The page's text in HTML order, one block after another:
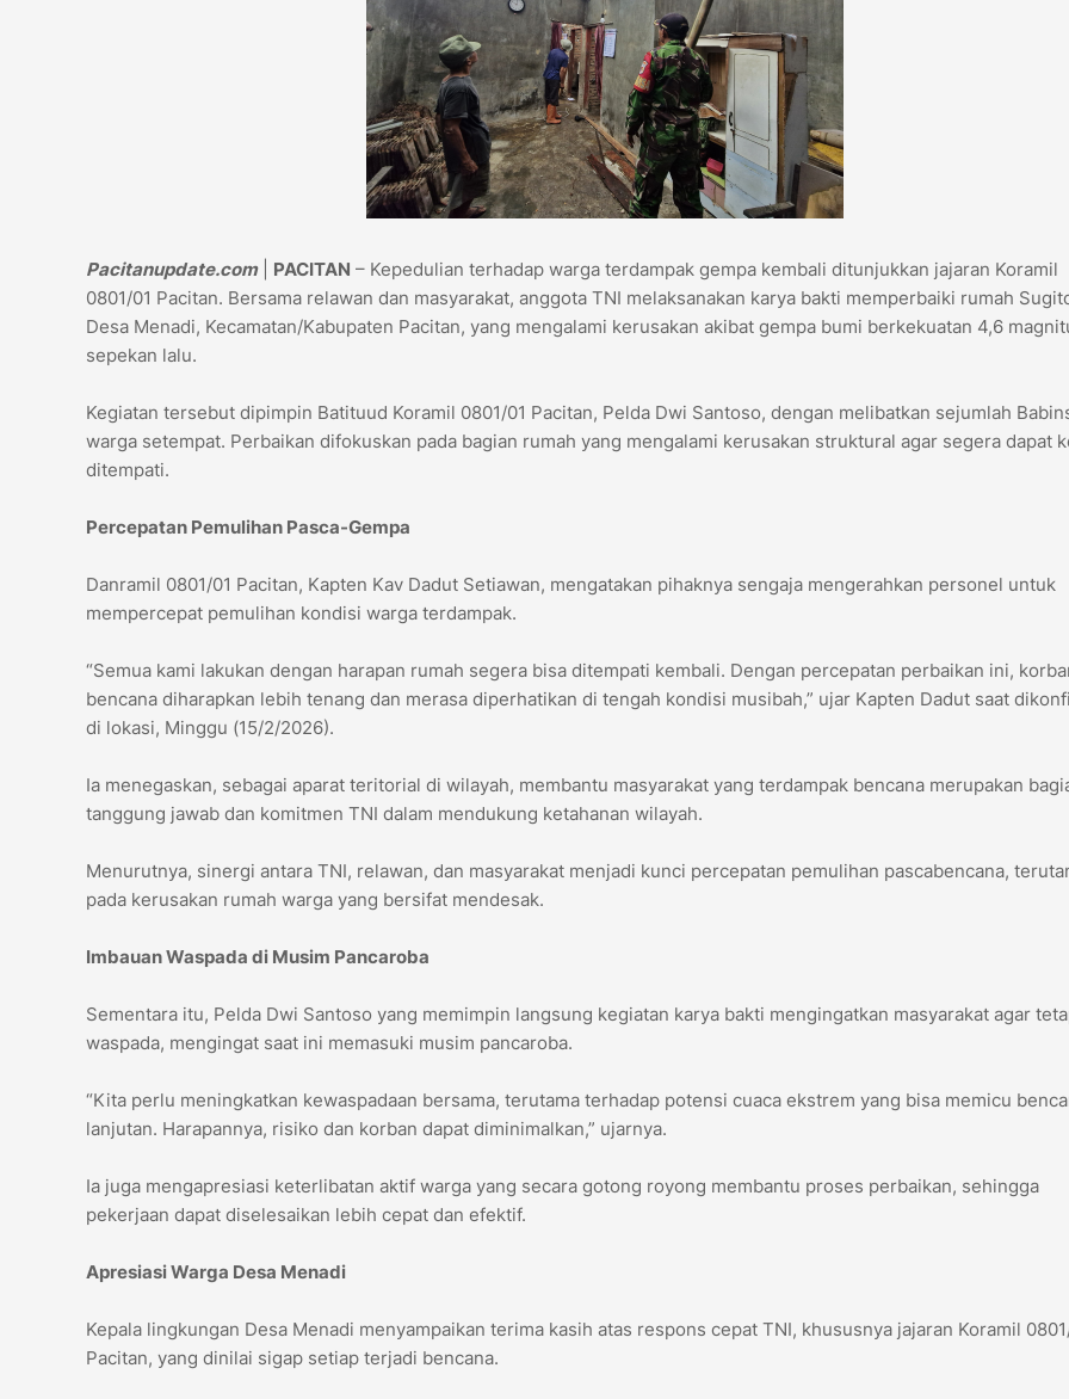
Pacitanupdate.com| PACITAN – Kepedulian terhadap warga terdampak gempa kembali ditunjukkan jajaran Koramil
0801/01 Pacitan. Bersama relawan dan masyarakat, anggota TNI melaksanakan karya bakti memperbaiki rumah
Desa Menadi, Kecamatan/Kabupaten Pacitan, yang mengalami kerusakan akibat gempa bumi berkekuatan 4,6
sepekan lalu.
Kegiatan tersebut dipimpin Batituud Koramil 0801/01 Pacitan, Pelda Dwi Santoso, dengan melibatkan sejumlah
warga setempat. Perbaikan difokuskan pada bagian rumah yang mengalami kerusakan struktural agar segera dapat
ditempati.
Percepatan Pemulihan Pasca-Gempa
Danramil 0801/01 Pacitan, Kapten Kav Dadut Setiawan, mengatakan pihaknya sengaja mengerahkan personel untuk
mempercepat pemulihan kondisi warga terdampak.
“Semua kami lakukan dengan harapan rumah segera bisa ditempati kembali. Dengan percepatan perbaikan ini,
bencana diharapkan lebih tenang dan merasa diperhatikan di tengah kondisi musibah,” ujar Kapten Dadut saat
di lokasi, Minggu (15/2/2026).
Ia menegaskan, sebagai aparat teritorial di wilayah, membantu masyarakat yang terdampak bencana merupakan
tanggung jawab dan komitmen TNI dalam mendukung ketahanan wilayah.
Menurutnya, sinergi antara TNI, relawan, dan masyarakat menjadi kunci percepatan pemulihan pascabencana,
pada kerusakan rumah warga yang bersifat mendesak.
Imbauan Waspada di Musim Pancaroba
Sementara itu, Pelda Dwi Santoso yang memimpin langsung kegiatan karya bakti mengingatkan masyarakat agar
waspada, mengingat saat ini memasuki musim pancaroba.
“Kita perlu meningkatkan kewaspadaan bersama, terutama terhadap potensi cuaca ekstrem yang bisa memicu
lanjutan. Harapannya, risiko dan korban dapat diminimalkan,” ujarnya.
Ia juga mengapresiasi keterlibatan aktif warga yang secara gotong royong membantu proses perbaikan, sehingga
pekerjaan dapat diselesaikan lebih cepat dan efektif.
Apresiasi Warga Desa Menadi
Kepala lingkungan Desa Menadi menyampaikan terima kasih atas respons cepat TNI, khususnya jajaran Koramil
Pacitan, yang dinilai sigap setiap terjadi bencana.